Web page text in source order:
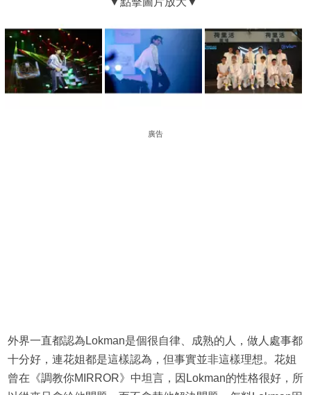
廣告
外界一直都認為Lokman是個很自律、成熟的人，做人處事都
十分好，連花姐都是這樣認為，但事實並非這樣理想。花姐
曾在《調教你MIRROR》中坦言，因Lokman的性格很好，所